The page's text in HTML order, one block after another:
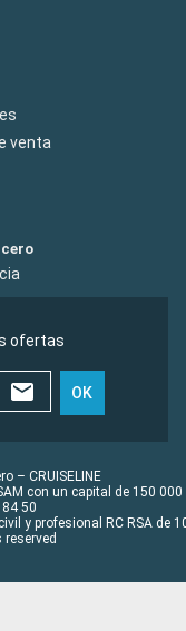
venta
ofertas
OK
– CRUISELINE
con un capital de 150 000
50
y profesional RC RSA de
reserved